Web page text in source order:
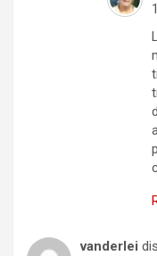
vanderlei